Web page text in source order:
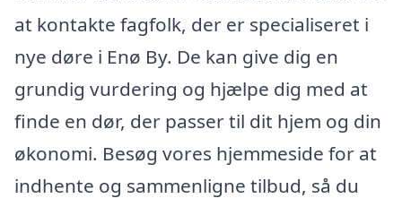
at kontakte fagfolk, der er specialiseret i
nye døre i Enø By. De kan give dig en
grundig vurdering og hjælpe dig med at
finde en dør, der passer til dit hjem og din
økonomi. Besøg vores hjemmeside for at
indhente og sammenligne tilbud, så du